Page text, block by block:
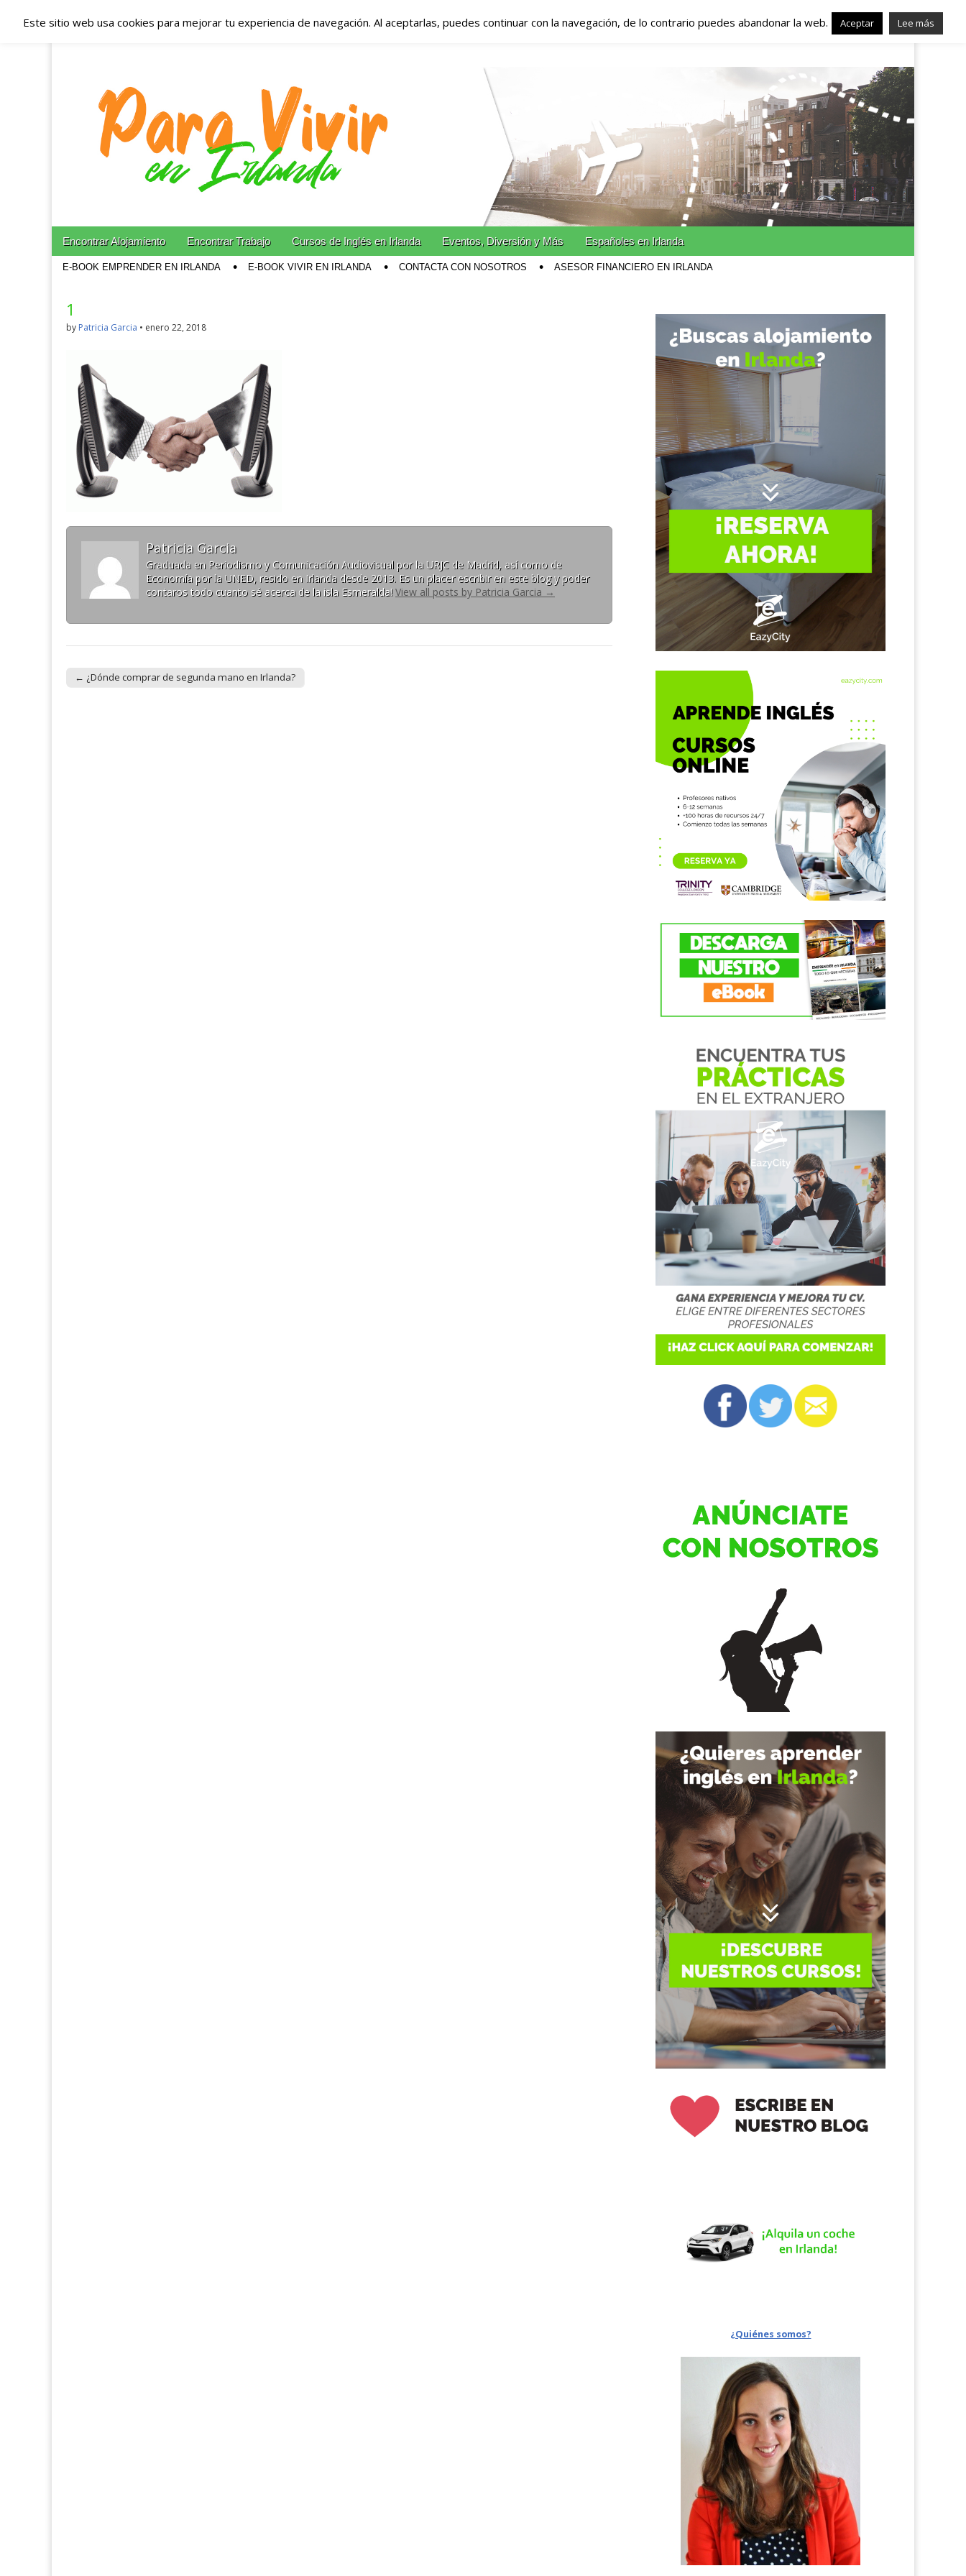
Españoles en Irlanda – Vivir en Irlanda – Trabajo en
Irlanda – Alojamiento en Irlanda
Blog dedicado a los que viven, estudian y trabajan en Irlanda!
Main menu
Skip to content
Encontrar Alojamiento Encontrar Trabajo Cursos de Inglés en Irlanda Eventos, Diversión y Más Españoles en Irlanda
E-BOOK EMPRENDER EN IRLANDA E-BOOK VIVIR EN IRLANDA CONTACTA CON NOSOTROS ASESOR FINANCIERO EN IRLANDA
1
by Patricia Garcia • enero 22, 2018
Patricia Garcia
Graduada en Periodismo y Comunicación Audiovisual por la URJC de Madrid, así como de
Economía por la UNED, resido en Irlanda desde 2013. Es un placer escribir en este blog y poder
contaros todo cuanto sé acerca de la isla Esmeralda! View all posts by Patricia Garcia →
← ¿Dónde comprar de segunda mano en Irlanda?
¿Quiénes somos?
Este sitio web usa cookies para mejorar tu experiencia de navegación. Al aceptarlas, puedes continuar con la navegación, de lo contrario puedes abandonar la web. Aceptar Lee más